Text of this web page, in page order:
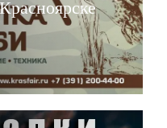
Хобби» в Красноярске